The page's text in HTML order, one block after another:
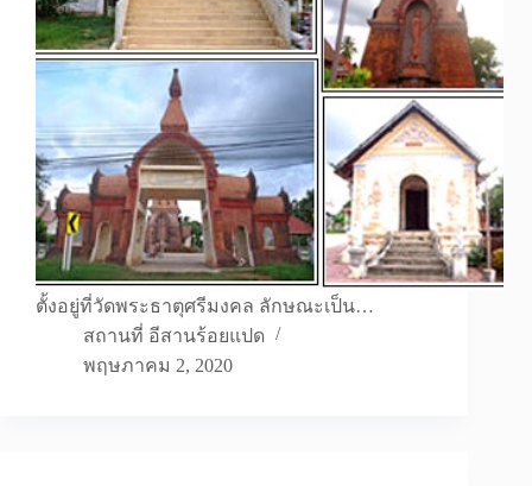
ตั้งอยู่ที่วัดพระธาตุศรีมงคล ลักษณะเป็น…
สถานที่ อีสานร้อยแปด
พฤษภาคม 2, 2020